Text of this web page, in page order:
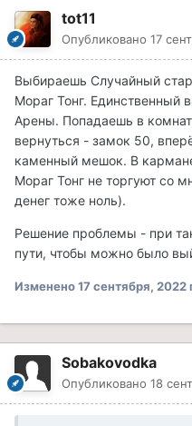
tot11
Опубликовано 17
Выбираешь Случайный
Мораг Тонг. Единственный
Арены. Попадаешь в
вернуться - замок 50,
каменный мешок. В
Мораг Тонг не торгуют со
денег тоже ноль).
Решение проблемы - при
пути, чтобы можно было
Изменено17 сентября, 2022
Sobakovodka
Опубликовано 18